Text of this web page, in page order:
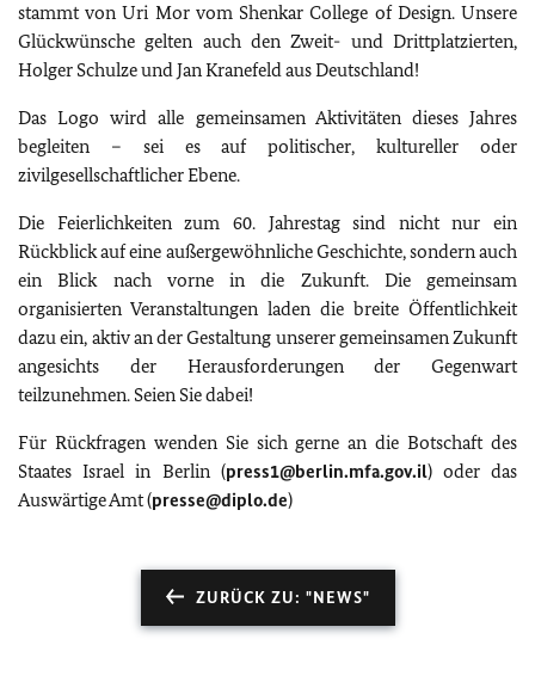
stammt von Uri Mor vom Shenkar College of Design. Unsere
Glückwünsche gelten auch den Zweit- und Drittplatzierten,
Holger Schulze und Jan Kranefeld aus Deutschland!
Das Logo wird alle gemeinsamen Aktivitäten dieses Jahres
begleiten – sei es auf politischer, kultureller oder
zivilgesellschaftlicher Ebene.
Die Feierlichkeiten zum 60. Jahrestag sind nicht nur ein
Rückblick auf eine außergewöhnliche Geschichte, sondern auch
ein Blick nach vorne in die Zukunft. Die gemeinsam
organisierten Veranstaltungen laden die breite Öffentlichkeit
dazu ein, aktiv an der Gestaltung unserer gemeinsamen Zukunft
angesichts der Herausforderungen der Gegenwart
teilzunehmen. Seien Sie dabei!
Für Rückfragen wenden Sie sich gerne an die Botschaft des
Staates Israel in Berlin (press1@berlin.mfa.gov.il) oder das
Auswärtige Amt (presse@diplo.de)
ZURÜCK ZU: "NEWS"